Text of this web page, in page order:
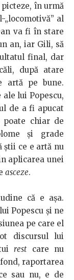
în urmă
al
va fi în stare
an, iar Gili, să
final, dar
după atare
artă pe bune.
lui Popescu,
de a fi apucat
poate chiar de
şi grade
ştii ce e artă nu
aplicarea unei
asceze.
că e aşa.
Popescu şi ne
pe care el
discursul lui
restcare nu
raportarea
sau nu, e de